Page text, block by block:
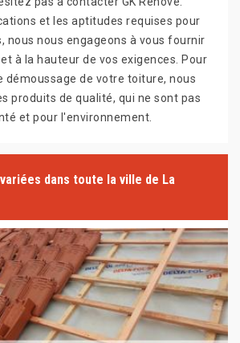
et les aptitudes requises pour
nous nous engageons à vous fournir
à la hauteur de vos exigences. Pour
démoussage de votre toiture, nous
produits de qualité, qui ne sont pas
et pour l'environnement.
dans toute la ville de La